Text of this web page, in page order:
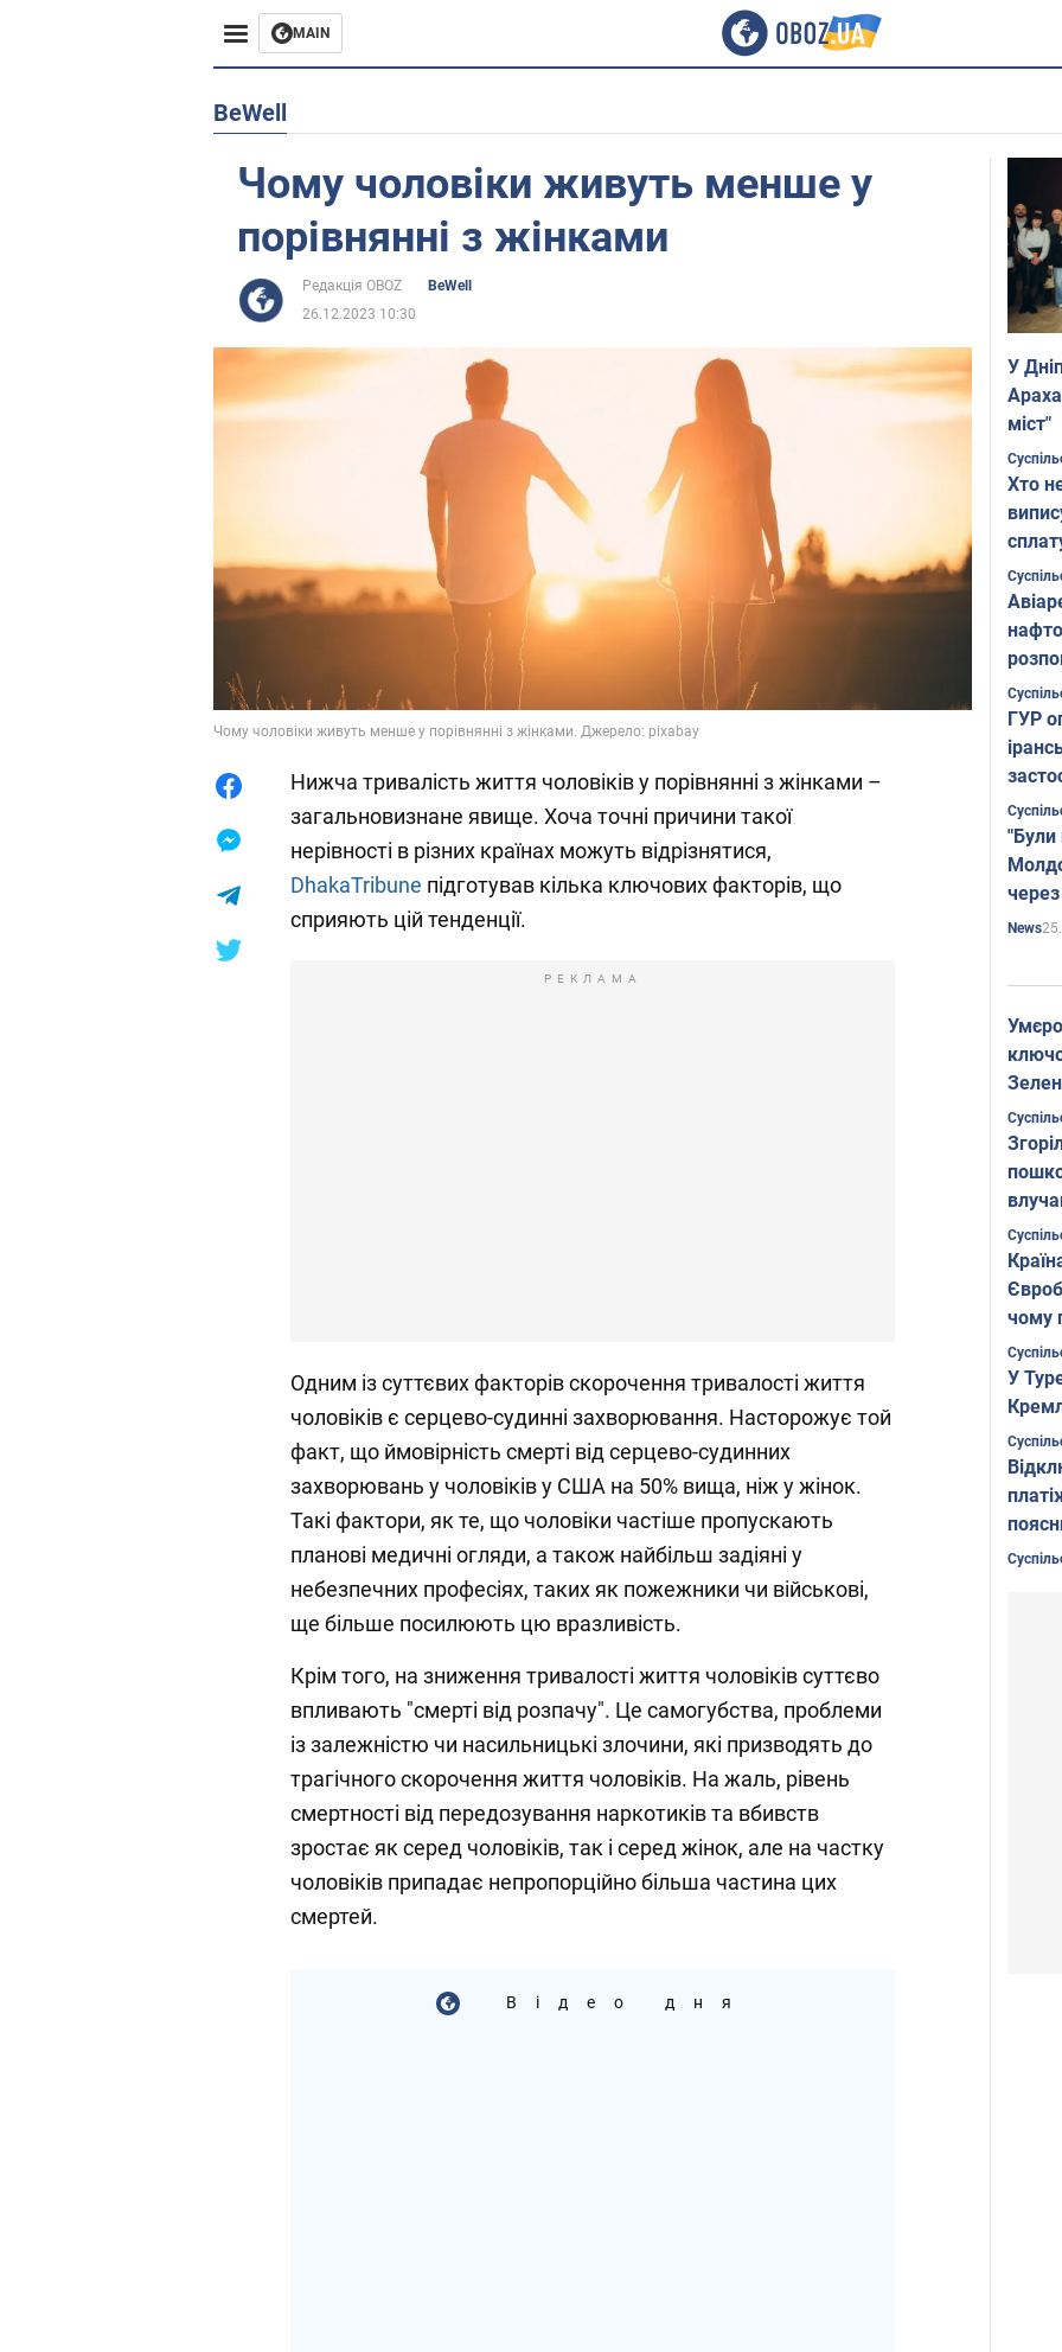
MAIN
Європа
Африка
Лайфхаки
BeWell
Чому чоловіки живуть менше у
порівнянні з жінками
Редакція OBOZ
BeWell
26.12.2023 10:30
Чому чоловіки живуть менше у порівнянні з жінками. Джерело: pixabay
Нижча тривалість життя чоловіків у порівнянні з жінками –
загальновизнане явище. Хоча точні причини такої
нерівності в різних країнах можуть відрізнятися,
DhakaTribune підготував кілька ключових факторів, що
сприяють цій тенденції.
РЕКЛАМА
Одним із суттєвих факторів скорочення тривалості життя
чоловіків є серцево-судинні захворювання. Насторожує той
факт, що ймовірність смерті від серцево-судинних
захворювань у чоловіків у США на 50% вища, ніж у жінок.
Такі фактори, як те, що чоловіки частіше пропускають
планові медичні огляди, а також найбільш задіяні у
небезпечних професіях, таких як пожежники чи військові,
ще більше посилюють цю вразливість.
Крім того, на зниження тривалості життя чоловіків суттєво
впливають "смерті від розпачу". Це самогубства, проблеми
із залежністю чи насильницькі злочини, які призводять до
трагічного скорочення життя чоловіків. На жаль, рівень
смертності від передозування наркотиків та вбивств
зростає як серед чоловіків, так і серед жінок, але на частку
чоловіків припадає непропорційно більша частина цих
смертей.
Відео дня
У
міст"
Хто
ГУР
"Були
News
Фото
чому
У